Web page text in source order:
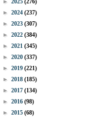
► 2025 (276)
► 2024 (237)
► 2023 (307)
► 2022 (384)
► 2021 (345)
► 2020 (337)
► 2019 (221)
► 2018 (185)
► 2017 (134)
► 2016 (98)
► 2015 (68)